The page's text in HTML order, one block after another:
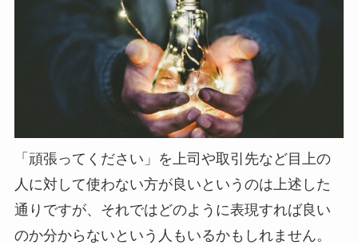
「頑張ってください」を上司や取引先など目上の
人に対して使わない方が良いというのは上述した
通りですが、それではどのように表現すれば良い
のか分からないという人もいるかもしれません。